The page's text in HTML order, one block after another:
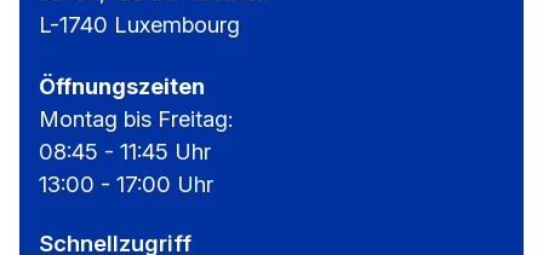
L-1740 Luxembourg
Öffnungszeiten
Montag bis Freitag:
08:45 - 11:45 Uhr
13:00 - 17:00 Uhr
Schnellzugriff